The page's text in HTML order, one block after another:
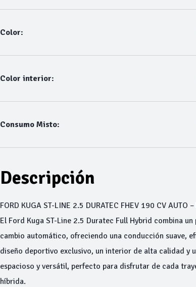
Color:
Color interior:
Consumo Misto:
Descripción
FORD KUGA ST-LINE 2.5 DURATEC FHEV 190 CV
El Ford Kuga ST-Line 2.5 Duratec Full Hybrid combina
cambio automático, ofreciendo una conducción suave,
diseño deportivo exclusivo, un interior de alta calidad y
espacioso y versátil, perfecto para disfrutar de cada
híbrida.